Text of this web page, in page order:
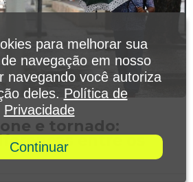
e tornado:
entre os
para melhorar sua
navegação em nosso
navegando você autoriza
deles. Política de
Privacidade
Continuar